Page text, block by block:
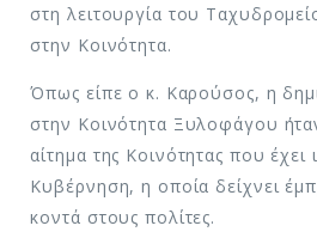
στη λειτουργία του
στην Κοινότητα.
Όπως είπε ο κ. Καρούσος, η
στην Κοινότητα Ξυλοφάγου
αίτημα της Κοινότητας που έχει
Κυβέρνηση, η οποία δείχνει
κοντά στους πολίτες.